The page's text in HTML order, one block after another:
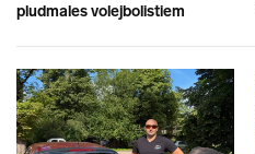
pludmales volejbolistiem